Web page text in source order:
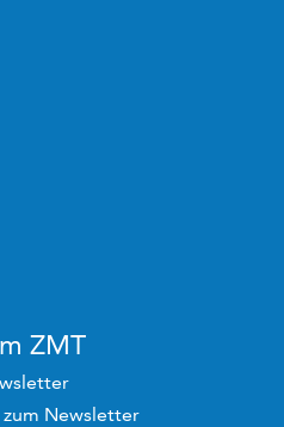
ZMT
Newsletter